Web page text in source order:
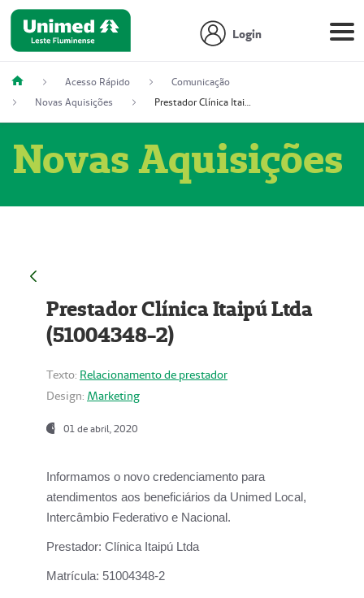
Login
Acesso Rápido
Comunicação
Novas Aquisições
Prestador Clínica Itaipú Ltda (51004348-2)
Novas Aquisições
Prestador Clínica Itaipú Ltda
(51004348-2)
Texto: Relacionamento de prestador
Design: Marketing
01 de abril, 2020
Informamos o novo credenciamento para
atendimentos aos beneficiários da Unimed Local,
Intercâmbio Federativo e Nacional.
Prestador: Clínica Itaipú Ltda
Matrícula: 51004348-2